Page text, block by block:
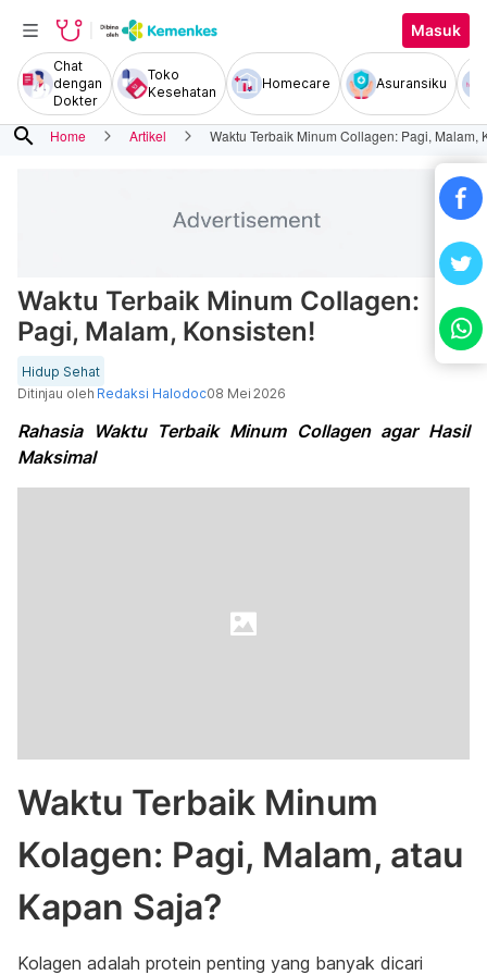
Masuk
Chat
dengan
Dokter
Toko
Kesehatan
Homecare Asuransiku
search Home Artikel Waktu Terbaik Minum Collagen: Pagi, Malam,
Waktu Terbaik Minum Collagen:
Pagi, Malam, Konsisten!
Hidup Sehat
Ditinjau oleh Redaksi Halodoc08 Mei 2026
Rahasia Waktu Terbaik Minum Collagen agar Hasil
Maksimal
Waktu Terbaik Minum
Kolagen: Pagi, Malam, atau
Kapan Saja?
Kolagen adalah protein penting yang banyak dicari